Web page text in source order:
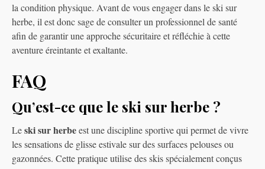
la condition physique. Avant de vous engager dans le ski sur
herbe, il est donc sage de consulter un professionnel de santé
afin de garantir une approche sécuritaire et réfléchie à cette
aventure éreintante et exaltante.
FAQ
Qu’est-ce que le ski sur herbe ?
Leski sur herbeest une discipline sportive qui permet de vivre
les sensations de glisse estivale sur des surfaces pelouses ou
gazonnées. Cette pratique utilise des skis spécialement conçus